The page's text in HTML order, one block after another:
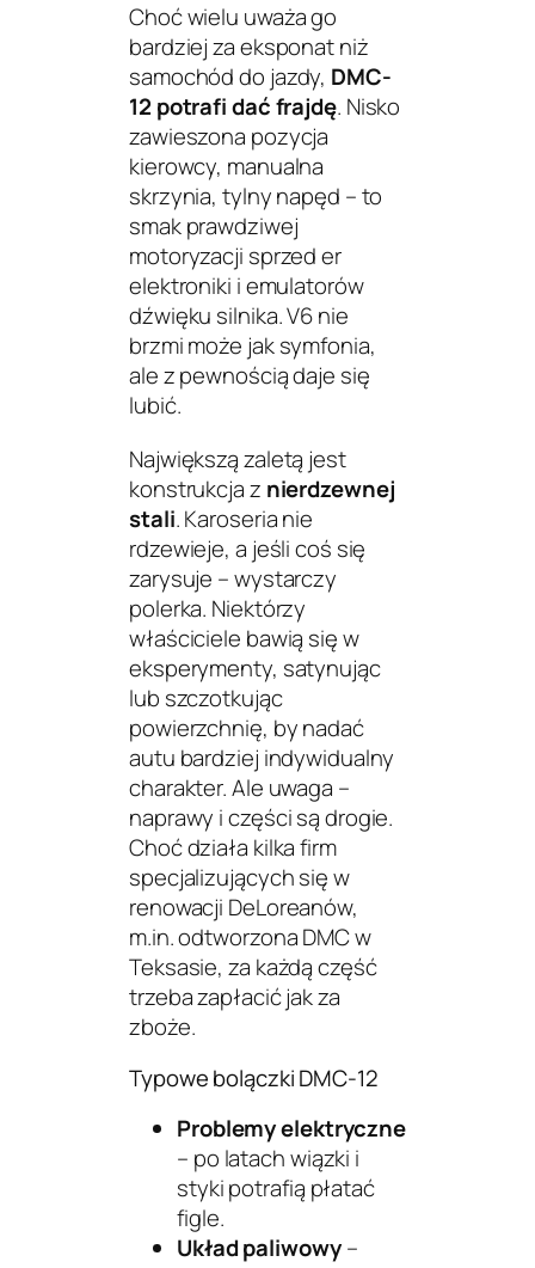
Choć wielu uważa go
bardziej za eksponat niż
samochód do jazdy, DMC-
12 potrafi dać frajdę. Nisko
zawieszona pozycja
kierowcy, manualna
skrzynia, tylny napęd – to
smak prawdziwej
motoryzacji sprzed er
elektroniki i emulatorów
dźwięku silnika. V6 nie
brzmi może jak symfonia,
ale z pewnością daje się
lubić.
Największą zaletą jest
konstrukcja z nierdzewnej
stali. Karoseria nie
rdzewieje, a jeśli coś się
zarysuje – wystarczy
polerka. Niektórzy
właściciele bawią się w
eksperymenty, satynując
lub szczotkując
powierzchnię, by nadać
autu bardziej indywidualny
charakter. Ale uwaga –
naprawy i części są drogie.
Choć działa kilka firm
specjalizujących się w
renowacji DeLoreanów,
m.in. odtworzona DMC w
Teksasie, za każdą część
trzeba zapłacić jak za
zboże.
Typowe bolączki DMC-12
Problemy elektryczne
– po latach wiązki i
styki potrafią płatać
figle.
Układ paliwowy–